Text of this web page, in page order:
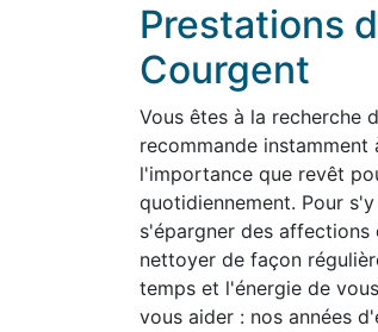
Prestations
Courgent
Vous êtes à la recherche
recommande
l'importance que revêt
quotidiennement. Pour
s'épargner des
nettoyer de façon
temps et l'énergie de
vous aider : nos années